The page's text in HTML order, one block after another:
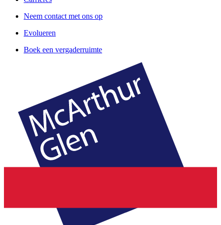
Neem contact met ons op
Evolueren
Boek een vergaderruimte